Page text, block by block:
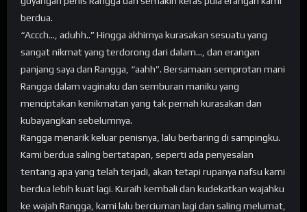
berdua.
“Accch…, aduhh..” Hingga akhirnya kurasakan sesuatu yang
sangat nikmat yang terdorong dari dalam…, dan erangan
panjang saya dan Rangga, “aahh”. Bersamaan semprotan mani
Rangga dalam vaginaku dan semburan maniku yang
menciptakan kenikmatan yang tak pernah kurasakan dan
kubayangkan sebelumnya.
Rangga menarik keluar penisnya, lalu berbaring di sampingku.
Kami berdua saling bertatapan, seperti ada penyesalan
tentang apa yang telah terjadi, akan tetapi rupanya nafsu kami
berdua lebih kuat lagi. Kuraih kembali dan kudekatkan wajahku
ke wajah Rangga, kami lalu berciuman lagi dan saling melumat,